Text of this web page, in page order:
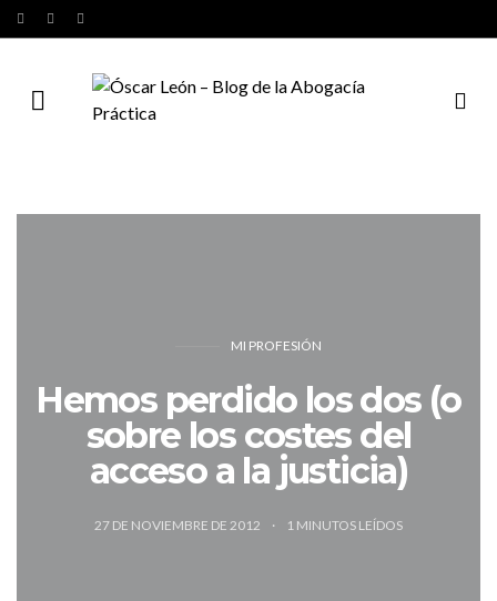
MI PROFESIÓN
Hemos perdido los dos (o
sobre los costes del
acceso a la justicia)
27 DE NOVIEMBRE DE 2012 1 MINUTOS LEÍDOS